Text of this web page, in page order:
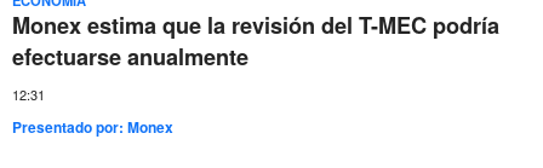
Monex estima que la revisión del T-MEC podría
efectuarse anualmente
12:31
Presentado por:Monex